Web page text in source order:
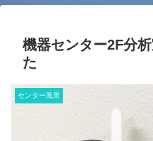
機器センター2F分
た
センター風景